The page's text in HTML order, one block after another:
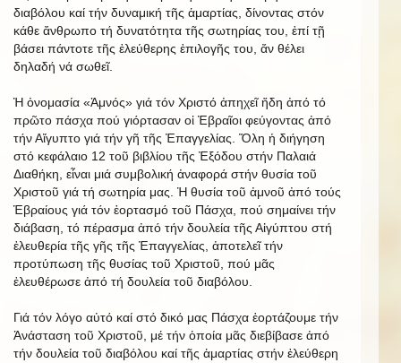
διαβόλου καί τήν δυναμική τῆς ἁμαρτίας, δίνοντας στόν
κάθε ἄνθρωπο τή δυνατότητα τῆς σωτηρίας του, ἐπί τῇ
βάσει πάντοτε τῆς ἐλεύθερης ἐπιλογῆς του, ἄν θέλει
δηλαδή νά σωθεῖ.
Ἡ ὀνομασία «Ἀμνός» γιά τόν Χριστό ἀπηχεῖ ἤδη ἀπό τό
πρῶτο πάσχα πού γιόρτασαν οἱ Ἑβραῖοι φεύγοντας ἀπό
τήν Αἴγυπτο γιά τήν γῆ τῆς Ἐπαγγελίας. Ὅλη ἡ διήγηση
στό κεφάλαιο 12 τοῦ βιβλίου τῆς Ἐξόδου στήν Παλαιά
Διαθήκη, εἶναι μιά συμβολική ἀναφορά στήν θυσία τοῦ
Χριστοῦ γιά τή σωτηρία μας. Ἡ θυσία τοῦ ἀμνοῦ ἀπό τούς
Ἑβραίους γιά τόν ἑορτασμό τοῦ Πάσχα, πού σημαίνει τήν
διάβαση, τό πέρασμα ἀπό τήν δουλεία τῆς Αἰγύπτου στή
ἐλευθερία τῆς γῆς τῆς Ἐπαγγελίας, ἀποτελεῖ τήν
προτύπωση τῆς θυσίας τοῦ Χριστοῦ, πού μᾶς
ἐλευθέρωσε ἀπό τή δουλεία τοῦ διαβόλου.
Γιά τόν λόγο αὐτό καί στό δικό μας Πάσχα ἑορτάζουμε τήν
Ἀνάσταση τοῦ Χριστοῦ, μέ τήν ὁποία μᾶς διεβίβασε ἀπό
τήν δουλεία τοῦ διαβόλου καί τῆς ἁμαρτίας στήν ἐλεύθερη